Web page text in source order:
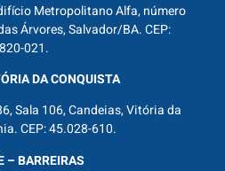
Metropolitano Alfa, número
Árvores, Salvador/BA. CEP:
021.
DA CONQUISTA
Sala 106, Candeias, Vitória da
CEP: 45.028-610.
– BARREIRAS